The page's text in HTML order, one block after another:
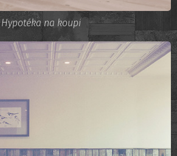
Hypotéka na koupi